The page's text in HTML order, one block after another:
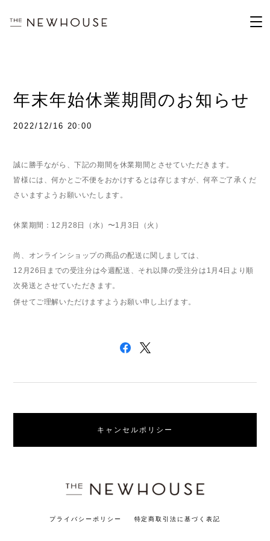
年末年始休業期間のお知らせ
2022/12/16 20:00
誠に勝手ながら、下記の期間を休業期間とさせていただきます。
皆様には、何かとご不便をおかけするとは存じますが、何卒ご了承くだ
さいますようお願いいたします。
休業期間： 12 月28 日（水）〜1 月 3 日（火）
尚、オンラインショップの商品の配送に関しましては、
12 月26 日 までの受注分は今週配送、それ以降の受注分は 1 月 4日より順
次発送とさせていただきます。
併せてご理解いただけますようお願い申し上げます。
キャンセルポリシー
プライバシーポリシー 特定商取引法に基づく表記